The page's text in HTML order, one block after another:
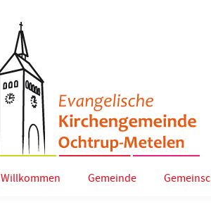
Willkommen Gemeinde